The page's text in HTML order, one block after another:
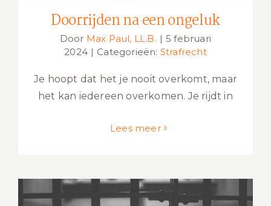
Doorrijden na een ongeluk
Door Max Paul, LL.B. | 5 februari
2024 | Categorieën: Strafrecht
Je hoopt dat het je nooit overkomt, maar
het kan iedereen overkomen. Je rijdt in
Lees meer